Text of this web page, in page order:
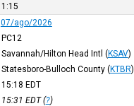
1:15
07/ago/2026
PC12
Savannah/Hilton Head Intl (KSAV)
Statesboro-Bulloch County (KTBR)
15:18 EDT
15:31 EDT(?)